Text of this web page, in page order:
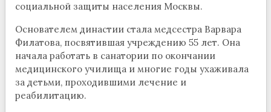
социальной защиты населения Москвы.
Основателем династии стала медсестра Варвара
Филатова, посвятившая учреждению 55 лет. Она
начала работать в санатории по окончании
медицинского училища и многие годы ухаживала
за детьми, проходившими лечение и
реабилитацию.